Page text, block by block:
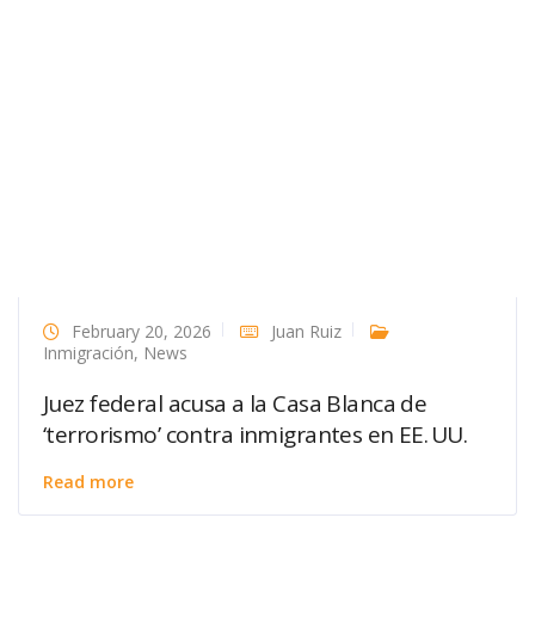
February 20, 2026
Juan Ruiz
Inmigración, News
Juez federal acusa a la Casa Blanca de
‘terrorismo’ contra inmigrantes en EE. UU.
Read more